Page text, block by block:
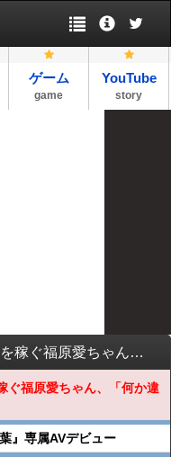
ゲーム
game
YouTube
story
不倫騒動の末に中国のSNSで資金を稼ぐ福原愛ちゃん、「何か違うよ！愛ちゃん！！」とツッコミ殺到
ぐ福原愛ちゃん、「何か違
』専属AVデビュー